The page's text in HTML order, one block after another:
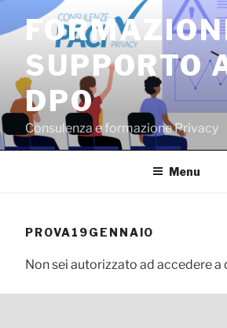
contenuto
SUPPORTO
DPO
Consulenza e formazione Privacy
Menu
PROVA19GENNAIO
Non sei autorizzato ad accedere a